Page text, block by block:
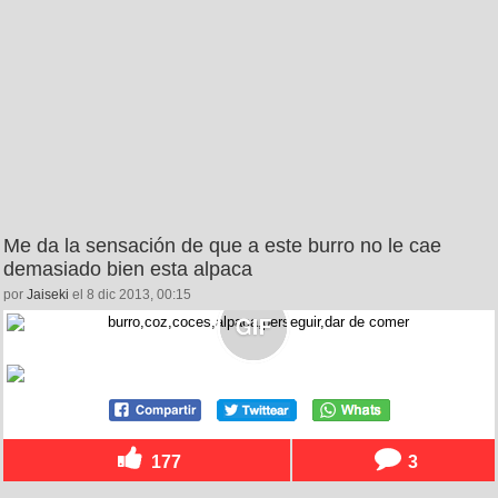
Me da la sensación de que a este burro no le cae
demasiado bien esta alpaca
por Jaiseki el 8 dic 2013, 00:15
177 3